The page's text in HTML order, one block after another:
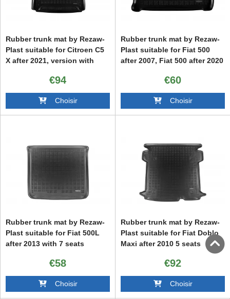
Rubber trunk mat by Rezaw-
Plast suitable for Citroen C5
X after 2021, version with
suitable for and without
protective rails in the trunk, 1
piece, black
€94
Choisir
Rubber trunk mat by Rezaw-
Plast suitable for Fiat 500
after 2007, Fiat 500 after 2020
€60
Choisir
Rubber trunk mat by Rezaw-
Plast suitable for Fiat 500L
after 2013 with 7 seats
€58
Choisir
Rubber trunk mat by Rezaw-
Plast suitable for Fiat Doblo
Maxi after 2010 5 seats
€92
Choisir